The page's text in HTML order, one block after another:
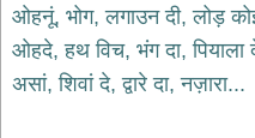
खाटू
श्याम
भजन
khatu
ओहनूं, भोग, लगाउन दी, लोड़
ओहदे, हथ विच, भंग दा, पियाला
असां, शिवां दे, द्वारे दा, नज़ारा...